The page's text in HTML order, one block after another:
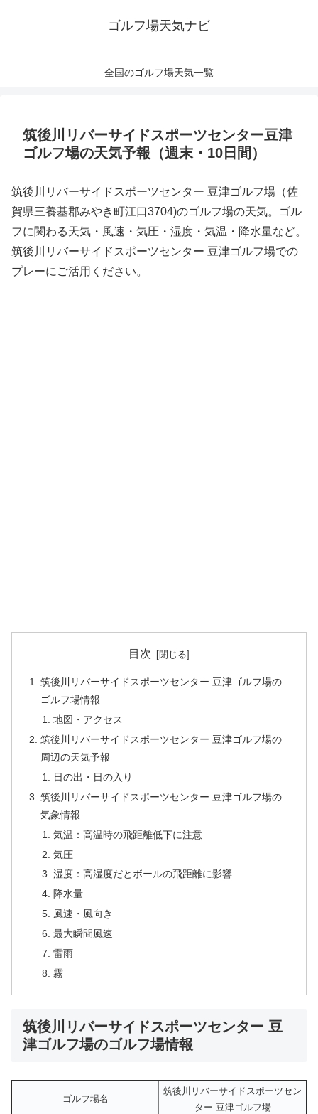
ゴルフ場天気ナビ
全国のゴルフ場天気一覧
筑後川リバーサイドスポーツセンター豆津
ゴルフ場の天気予報（週末・10日間）
筑後川リバーサイドスポーツセンター 豆津ゴルフ場（佐
賀県三養基郡みやき町江口3704)のゴルフ場の天気。ゴル
フに関わる天気・風速・気圧・湿度・気温・降水量など。
筑後川リバーサイドスポーツセンター 豆津ゴルフ場での
プレーにご活用ください。
目次
筑後川リバーサイドスポーツセンター 豆津ゴルフ場の
ゴルフ場情報
地図・アクセス
筑後川リバーサイドスポーツセンター 豆津ゴルフ場の
周辺の天気予報
日の出・日の入り
筑後川リバーサイドスポーツセンター 豆津ゴルフ場の
気象情報
気温：高温時の飛距離低下に注意
気圧
湿度：高湿度だとボールの飛距離に影響
降水量
風速・風向き
最大瞬間風速
雷雨
霧
筑後川リバーサイドスポーツセンター 豆
津ゴルフ場のゴルフ場情報
ゴルフ場名
筑後川リバーサイドスポーツセン
ター 豆津ゴルフ場